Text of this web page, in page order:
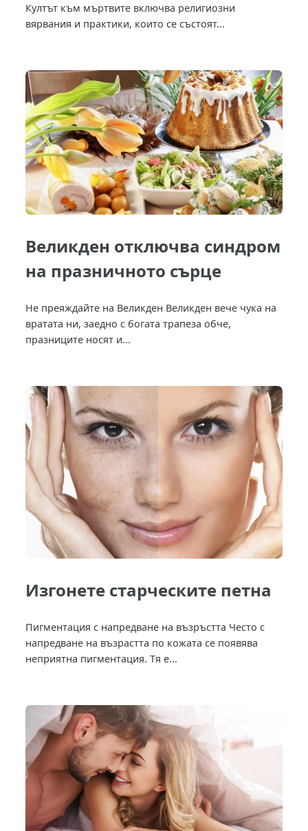
Култът към мъртвите включва религиозни
вярвания и практики, които се състоят...
Великден отключва синдром
на празничното сърце
Не преяждайте на Великден Великден вече чука на
вратата ни, заедно с богата трапеза обче,
празниците носят и...
Изгонете старческите петна
Пигментация с напредване на възръстта Често с
напредване на възрастта по кожата се появява
неприятна пигментация. Тя е...